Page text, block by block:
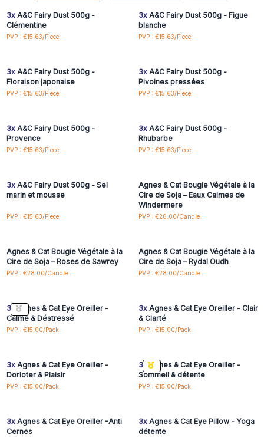
3xA&C Fairy Dust 500g -
Clémentine
PVP : €15.63/Piece
3xA&C Fairy Dust 500g - Figue
blanche
PVP : €15.63/Piece
Connectez-vous ou
3xA&C Fairy Dust 500g -
Floraison japonaise
PVP : €15.63/Piece
Connectez-vous ou
3xA&C Fairy Dust 500g -
Pivoines pressées
PVP : €15.63/Piece
Connectez-vous ou
3xA&C Fairy Dust 500g -
Provence
PVP : €15.63/Piece
Connectez-vous ou
3xA&C Fairy Dust 500g -
Rhubarbe
PVP : €15.63/Piece
Connectez-vous ou
3xA&C Fairy Dust 500g - Sel
marin et mousse
PVP : €15.63/Piece
Connectez-vous ou
Agnes & Cat Bougie Végétale à la
Cire de Soja – Eaux Calmes de
Windermere
PVP : €28.00/Candle
Connectez-vous ou
Agnes & Cat Bougie Végétale à la
Cire de Soja – Roses de Sawrey
PVP : €28.00/Candle
Connectez-vous ou
Agnes & Cat Bougie Végétale à la
Cire de Soja – Rydal Oudh
PVP : €28.00/Candle
Connectez-vous ou
3x Agnes & Cat Eye Oreiller -
Calme & Déstressé
PVP : €15.00/Pack
Connectez-vous ou
3xAgnes & Cat Eye Oreiller - Clair
& Clarté
PVP : €15.00/Pack
Connectez-vous ou
3xAgnes & Cat Eye Oreiller -
Dorloter & Plaisir
PVP : €15.00/Pack
Connectez-vous ou
3x Agnes & Cat Eye Oreiller -
Sommeil & détente
PVP : €15.00/Pack
Connectez-vous ou
3xAgnes & Cat Eye Oreiller -Anti
Cernes
Connectez-vous ou
3xAgnes & Cat Eye Pillow - Yoga
détente